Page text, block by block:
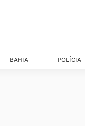
BAHIA POLÍCIA